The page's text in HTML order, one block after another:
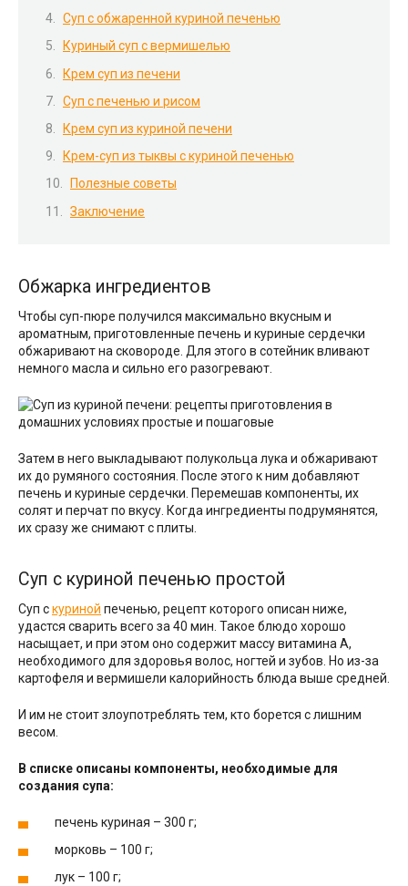
Суп с обжаренной куриной печенью
Куриный суп с вермишелью
Крем суп из печени
Суп с печенью и рисом
Крем суп из куриной печени
Крем-суп из тыквы с куриной печенью
Полезные советы
Заключение
Обжарка ингредиентов
Чтобы суп-пюре получился максимально вкусным и
ароматным, приготовленные печень и куриные сердечки
обжаривают на сковороде. Для этого в сотейник вливают
немного масла и сильно его разогревают.
Затем в него выкладывают полукольца лука и обжаривают
их до румяного состояния. После этого к ним добавляют
печень и куриные сердечки. Перемешав компоненты, их
солят и перчат по вкусу. Когда ингредиенты подрумянятся,
их сразу же снимают с плиты.
Суп с куриной печенью простой
Суп скуриной печенью, рецепт которого описан ниже,
удастся сварить всего за 40 мин. Такое блюдо хорошо
насыщает, и при этом оно содержит массу витамина А,
необходимого для здоровья волос, ногтей и зубов. Но из-за
картофеля и вермишели калорийность блюда выше средней.
И им не стоит злоупотреблять тем, кто борется с лишним
весом.
В списке описаны компоненты, необходимые для
создания супа:
печень куриная – 300 г;
морковь – 100 г;
лук – 100 г;